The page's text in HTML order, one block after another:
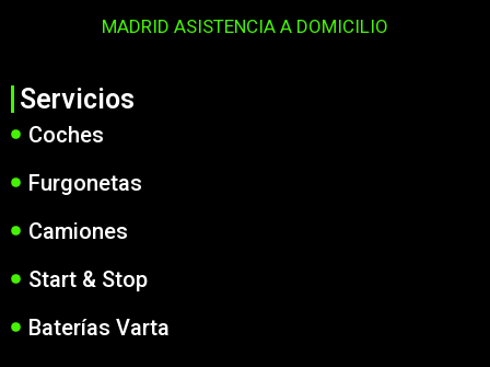
MADRID ASISTENCIA A DOMICILIO
Servicios
Coches
Furgonetas
Camiones
Start & Stop
Baterías Varta